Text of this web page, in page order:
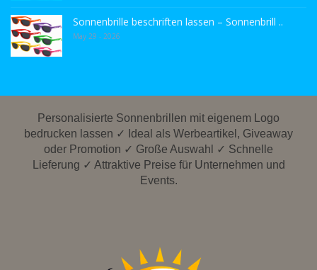
Sonnenbrille beschriften lassen – Sonnenbrill ..
May 29 - 2026
Personalisierte Sonnenbrillen mit eigenem Logo
bedrucken lassen ✓ Ideal als Werbeartikel, Giveaway
oder Promotion ✓ Große Auswahl ✓ Schnelle
Lieferung ✓ Attraktive Preise für Unternehmen und
Events.